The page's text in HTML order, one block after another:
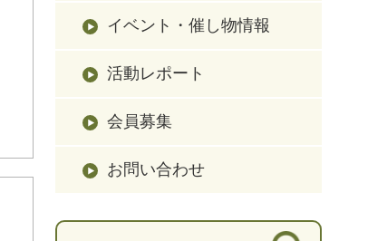
イベント・催し物情報
活動レポート
会員募集
お問い合わせ